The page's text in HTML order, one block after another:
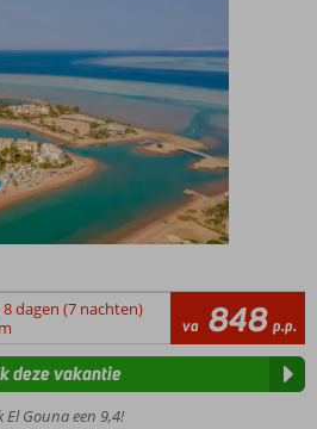
8 dagen (7 nachten)
va 848 p.p.
El Gouna een 9,4!
deze vakantie